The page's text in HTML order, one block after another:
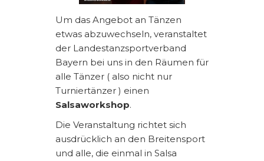
Um das Angebot an Tänzen
etwas abzuwechseln, veranstaltet
der Landestanzsportverband
Bayern bei uns in den Räumen für
alle Tänzer ( also nicht nur
Turniertänzer ) einen
Salsaworkshop.
Die Veranstaltung richtet sich
ausdrücklich an den Breitensport
und alle, die einmal in Salsa